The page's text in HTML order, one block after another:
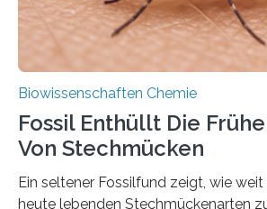
Biowissenschaften Chemie
Fossil Enthüllt Die
Von Stechmücken
Ein seltener Fossilfund zeigt, wie
heute lebenden Stechmückenarten